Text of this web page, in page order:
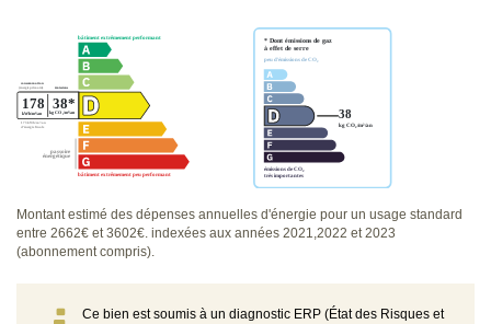
Montant estimé des dépenses annuelles d'énergie pour un usage standard
entre 2662€ et 3602€. indexées aux années 2021,2022 et 2023
(abonnement compris).
Ce bien est soumis à un diagnostic ERP (État des Risques et